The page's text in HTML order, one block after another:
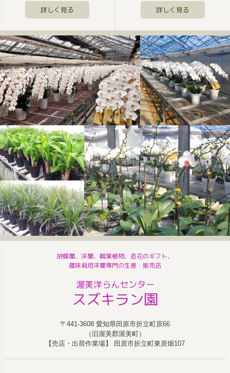
詳しく見る 詳しく見る
胡蝶蘭、洋蘭、観葉植物、造花のギフト、
趣味栽培洋蘭専門の生産・販売店
渥美洋らんセンター
スズキラン園
〒441-3608 愛知県田原市折立町原66
（旧渥美郡渥美町）
【売店・出荷作業場】 田原市折立町東原畑107